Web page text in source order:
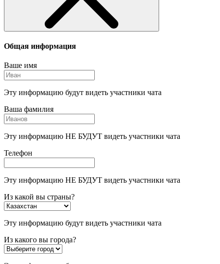
Общая информация
Ваше имя
Эту информацию будут видеть участники чата
Ваша фамилия
Эту информацию НЕ БУДУТ видеть участники чата
Телефон
Эту информацию НЕ БУДУТ видеть участники чата
Из какой вы страны?
Эту информацию будут видеть участники чата
Из какого вы города?